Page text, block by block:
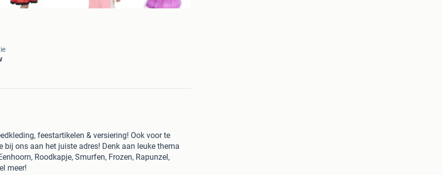
feestartikelen & versiering! Ook voor te
bij ons aan het juiste adres! Denk aan leuke thema
Roodkapje, Smurfen, Frozen, Rapunzel,
meer!